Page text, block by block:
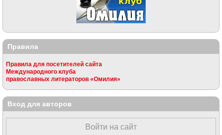
Правила
Правила для посетителей сайта
Международного клуба
православных литераторов «Омилия»
Вход для авторов
Войти на сайт